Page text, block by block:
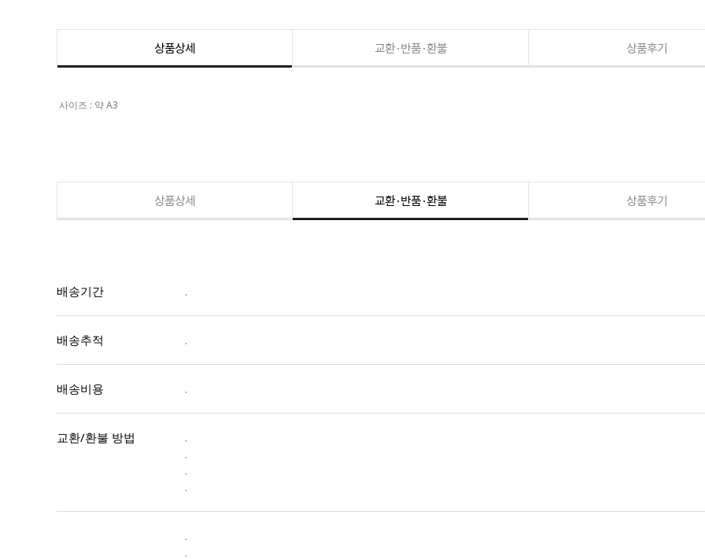
상품상세 교환·반품·환불 상품후기
사이즈 : 약 A3
상품상세 교환·반품·환불 상품후기
배송기간 .
배송추적 .
배송비용 .
교환/환불 방법
.
.
.
.
.
.